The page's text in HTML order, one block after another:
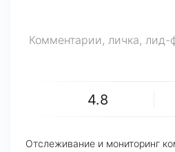
Комментарии, личка,
4.8
Отслеживание и мониторинг